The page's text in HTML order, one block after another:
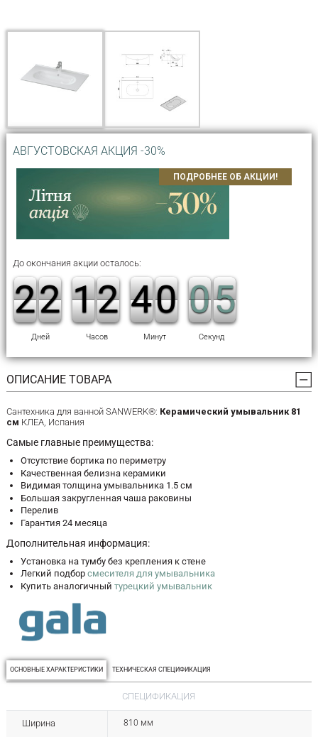
АВГУСТОВСКАЯ АКЦИЯ -30%
ПОДРОБНЕЕ ОБ АКЦИИ!
До окончания акции осталось:
Дней
1
1
2
21
1
2
2
Часов
1
1
1
11
1
2
2
Минут
3
3
4
49
9
0
0
Секунд
1
0
05
5
4
ОПИСАНИЕ ТОВАРА
Сантехника для ванной SANWERK®: Керамический умывальник 81
см КЛЕА, Испания
Самые главные преимущества:
Отсутствие бортика по периметру
Качественная белизна керамики
Видимая толщина умывальника 1.5 см
Большая закругленная чаша раковины
Перелив
Гарантия 24 месяца
Дополнительная информация:
Установка на тумбу без крепления к стене
Легкий подбор смесителя для умывальника
Купить аналогичный турецкий умывальник
ОСНОВНЫЕ ХАРАКТЕРИСТИКИ ТЕХНИЧЕСКАЯ СПЕЦИФИКАЦИЯ
СПЕЦИФИКАЦИЯ
Ширина 810 мм